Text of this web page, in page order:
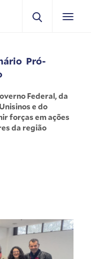
Pró-
Federal, da
e do
forças em ações
da região